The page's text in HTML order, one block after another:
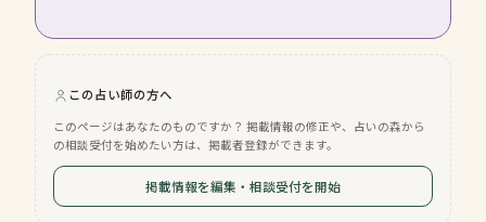
この占い師の方へ
このページはあなたのものですか？ 掲載情報の修正や、占いの森から
の相談受付を始めたい方は、掲載者登録ができます。
掲載情報を編集・相談受付を開始